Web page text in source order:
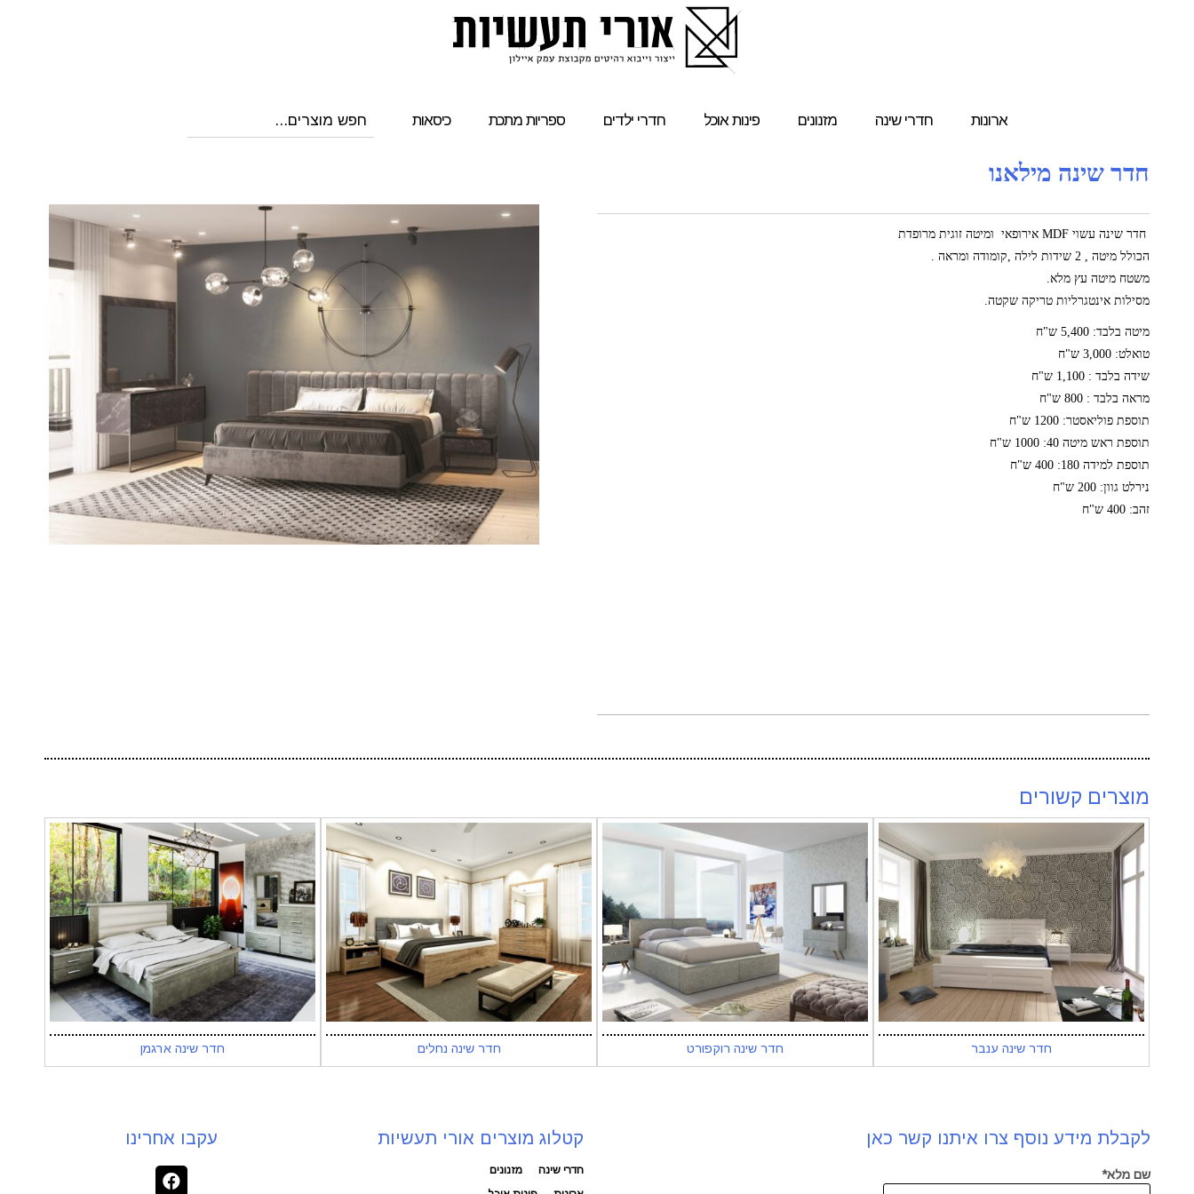
ארונות חדרי שינה מזנונים פינות אוכל חדרי ילדים ספריות מתכת כיסאות
חדר שינה מילאנו
חדר שינה עשוי MDF אירופאי ומיטה זוגית מרופדת
הכולל מיטה , 2 שידות לילה ,קומודה ומראה .
משטח מיטה עץ מלא.
מסילות אינטגרליות טריקה שקטה.
מיטה בלבד: 5,400 ש"ח
טואלט: 3,000 ש"ח
שידה בלבד : 1,100 ש"ח
מראה בלבד : 800 ש"ח
תוספת פוליאסטר: 1200 ש"ח
תוספת ראש מיטה 40: 1000 ש"ח
תוספת למידה 180: 400 ש"ח
נירלט גוון: 200 ש"ח
זהב: 400 ש"ח
מוצרים קשורים
חדר שינה ארגמן חדר שינה נחלים חדר שינה רוקפורט חדר שינה ענבר
עקבו אחרינו קטלוג מוצרים אורי תעשיות
חדרי שינה
מזנונים
לקבלת מידע נוסף צרו איתנו קשר כאן
שם מלא*